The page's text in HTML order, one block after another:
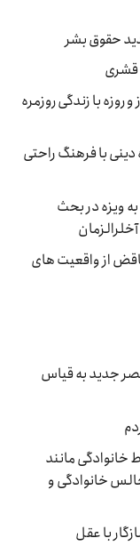
حقوق بشر
قشری
روزه با زندگی روزمره
با فرهنگ راحتی
ویزه در بحث
از واقعیت های
جدید به قیاس
خانوادگی مانند
خانوادگی و
با عقل